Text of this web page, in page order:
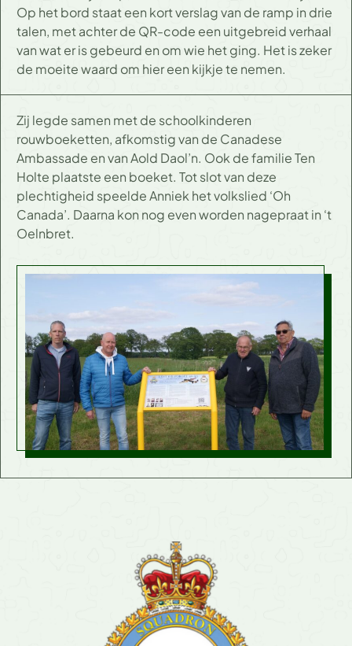
Op het bord staat een kort verslag van de ramp in drie
talen, met achter de QR-code een uitgebreid verhaal
van wat er is gebeurd en om wie het ging. Het is zeker
de moeite waard om hier een kijkje te nemen.
Zij legde samen met de schoolkinderen
rouwboeketten, afkomstig van de Canadese
Ambassade en van Aold Daol’n. Ook de familie Ten
Holte plaatste een boeket. Tot slot van deze
plechtigheid speelde Anniek het volkslied ‘Oh
Canada’. Daarna kon nog even worden nagepraat in ‘t
Oelnbret.